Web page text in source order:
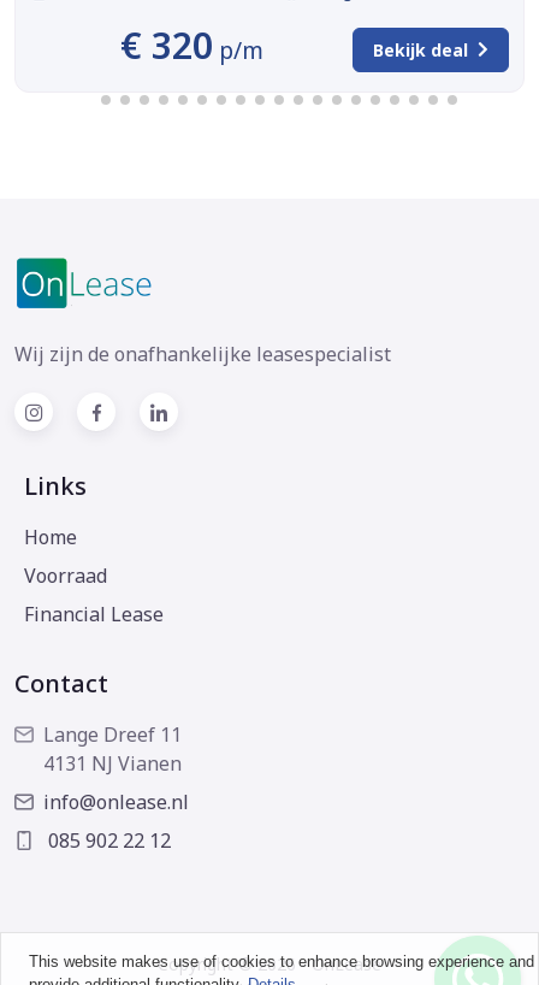
€ 320 p/m Bekijk deal
Wij zijn de onafhankelijke leasespecialist
Links
Home
Voorraad
Financial Lease
Contact
Lange Dreef 11
4131 NJ Vianen
info@onlease.nl
085 902 22 12
Copyright © 2026 - OnLease
This website makes use of cookies to enhance browsing experience and